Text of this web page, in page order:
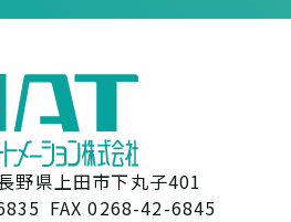
野県上田市下丸子401
FAX 0268-42-6845